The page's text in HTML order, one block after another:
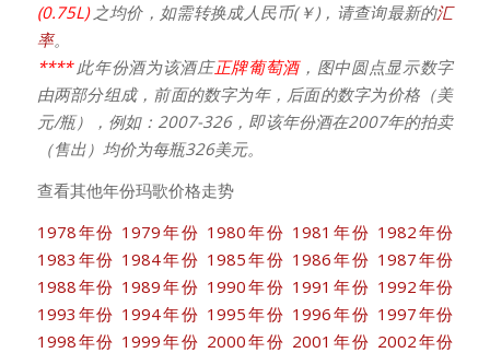
(0.75L)之均价，如需转换成人民币(￥)，请查询最新的汇
率。
****此年份酒为该酒庄正牌葡萄酒，图中圆点显示数字
由两部分组成，前面的数字为年，后面的数字为价格（美
元/瓶），例如：2007-326，即该年份酒在2007年的拍卖
（售出）均价为每瓶326美元。
查看其他年份玛歌价格走势
1978年份 1979年份 1980年份 1981年份 1982年份
1983年份 1984年份 1985年份 1986年份 1987年份
1988年份 1989年份 1990年份 1991年份 1992年份
1993年份 1994年份 1995年份 1996年份 1997年份
1998年份 1999年份 2000年份 2001年份 2002年份